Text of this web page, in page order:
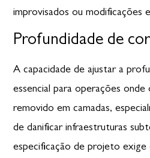
improvisados ou modificações
Profundidade de
A capacidade de ajustar a
essencial para operações
removido em camadas,
de danificar infraestruturas
especificação de projeto